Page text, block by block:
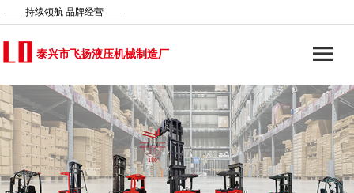
—— 持续领航 品牌经营 ——
泰兴市飞扬液压机械制造厂